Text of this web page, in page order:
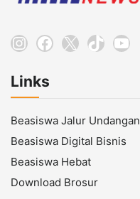
Instagram
Facebook
X TikTok
Links
Beasiswa Jalur Undangan
Beasiswa Digital Bisnis
Beasiswa Hebat
Download Brosur